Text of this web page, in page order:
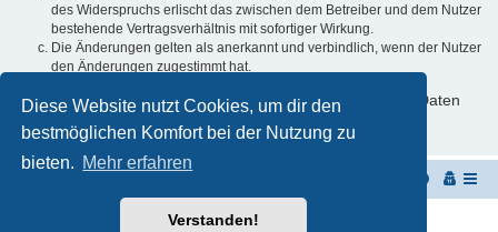
Diese Website nutzt Cookies, um dir den
bestmöglichen Komfort bei der Nutzung zu
bieten. Mehr erfahren
Verstanden!
des Widerspruchs erlischt das zwischen dem Betreiber und dem Nutzer
bestehende Vertragsverhältnis mit sofortiger Wirkung.
Die Änderungen gelten als anerkannt und verbindlich, wenn der Nutzer
den Änderungen zugestimmt hat.
Informationen über den Umgang mit deinen persönlichen Daten
sind in der Datenschutzerklärung enthalten.
Powered byphpBB® Forum Software © phpBB Limited